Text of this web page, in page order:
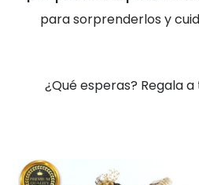
para sorprenderlos y
¿Qué esperas? Regala